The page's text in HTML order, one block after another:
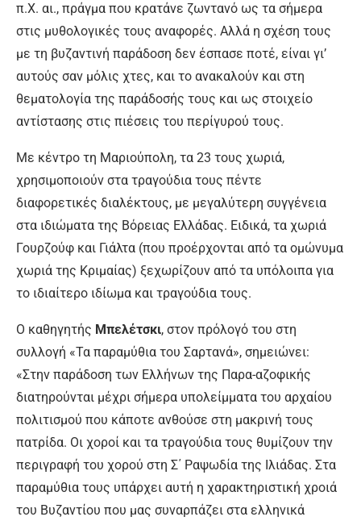
π.Χ. αι., πράγμα που κρατάνε ζωντανό ως τα σήμερα
στις μυθολογικές τους αναφορές. Αλλά η σχέση τους
µε τη βυζαντινή παράδοση δεν έσπασε ποτέ, είναι γι’
αυτούς σαν μόλις χτες, και το ανακαλούν και στη
θεματολογία της παράδοσής τους και ως στοιχείο
αντίστασης στις πιέσεις του περίγυρού τους.
Με κέντρο τη Μαριούπολη, τα 23 τους χωριά,
χρησιμοποιούν στα τραγούδια τους πέντε
διαφορετικές διαλέκτους, µε μεγαλύτερη συγγένεια
στα ιδιώµατα της Βόρειας Ελλάδας. Ειδικά, τα χωριά
Γουρζούφ και Γιάλτα (που προέρχονται από τα ομώνυμα
χωριά της Κριμαίας) ξεχωρίζουν από τα υπόλοιπα για
το ιδιαίτερο ιδίωµα και τραγούδια τους.
Ο καθηγητής Μπελέτσκι, στον πρόλογό του στη
συλλογή «Τα παραμύθια του Σαρτανά», σημειώνει:
«Στην παράδοση των Ελλήνων της Παρα-αζοφικής
διατηρούνται µέχρι σήµερα υπολείµµατα του αρχαίου
πολιτισμού που κάποτε ανθούσε στη μακρινή τους
πατρίδα. Οι χοροί και τα τραγούδια τους θυμίζουν την
περιγραφή του χορού στη Σ΄ Ραψωδία της Ιλιάδας. Στα
παραμύθια τους υπάρχει αυτή η χαρακτηριστική χροιά
του Βυζαντίου που µας συναρπάζει στα ελληνικά